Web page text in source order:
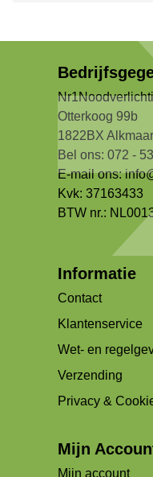
Otterkoog 99b
1822BX Alkmaar
Bel ons: 072 -
E-mail ons:
Kvk: 37163433
BTW nr.:
Informatie
Contact
Klantenservice
Wet- en
Verzending
Privacy &
Mijn
Mijn account